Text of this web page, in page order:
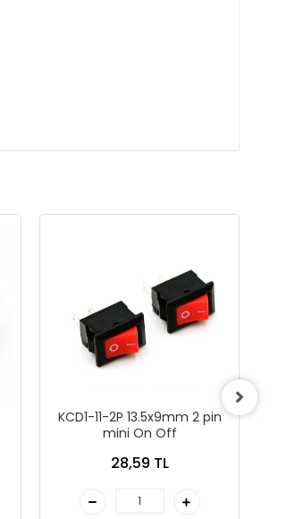
KCD1-11-2P 13.5x9mm 2 pin
mini On Off
28,59 TL